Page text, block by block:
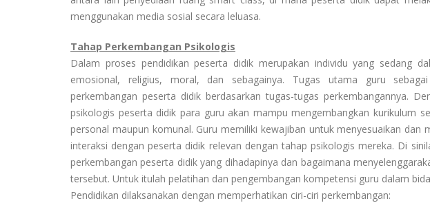
menggunakan media sosial secara leluasa.
Tahap Perkembangan Psikologis
Dalam proses pendidikan peserta didik merupakan individu yang sedang
emosional, religius, moral, dan sebagainya. Tugas utama guru
perkembangan peserta didik berdasarkan tugas-tugas perkembangannya.
psikologis peserta didik para guru akan mampu mengembangkan kurikulum
personal maupun komunal. Guru memiliki kewajiban untuk menyesuaikan dan
interaksi dengan peserta didik relevan dengan tahap psikologis mereka. Di
perkembangan peserta didik yang dihadapinya dan bagaimana
tersebut. Untuk itulah pelatihan dan pengembangan kompetensi guru dalam
Pendidikan dilaksanakan dengan memperhatikan ciri-ciri perkembangan: